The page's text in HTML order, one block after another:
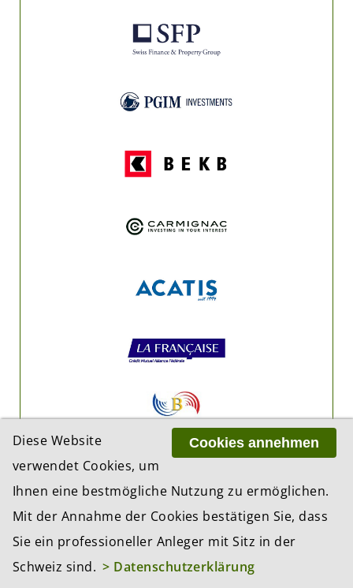
Cookies annehmen
Diese Website
verwendet Cookies, um
Ihnen eine bestmögliche Nutzung zu ermöglichen.
Mit der Annahme der Cookies bestätigen Sie, dass
Sie ein professioneller Anleger mit Sitz in der
Schweiz sind. > Datenschutzerklärung